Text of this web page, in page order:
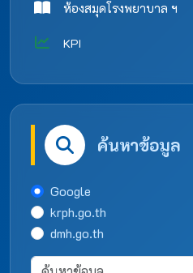
ห้องสมุดโรงพยาบาล ฯ
KPI
ค้นหาข้อมูล
Google
krph.go.th
dmh.go.th